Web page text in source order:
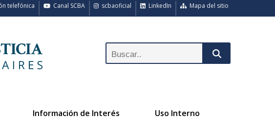
Mapa del sitio
LinkedIn
scbaoficial
Canal SCBA
telefónica
Información de Interés Uso Interno